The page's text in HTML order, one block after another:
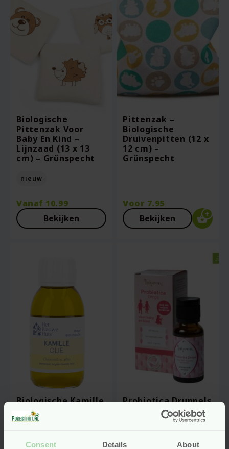
Consent Details About
Biologische
Pittenzak Voor
Baby En Kind –
Lijnzaad (13 x 13
cm) – Grünspecht
nieuw
Vanaf 10.99
Bekijken
Pittenzak –
Biologische
Druivenpitten (12 x
12 cm) –
Grünspecht
Voor 7.95
Bekijken
Biologische Kamille
Olie – 100 ml – Het
Blauwe Huis
Probiotica Druppels
voor Baby & Peuter
– 18 ml (36 dagen) –